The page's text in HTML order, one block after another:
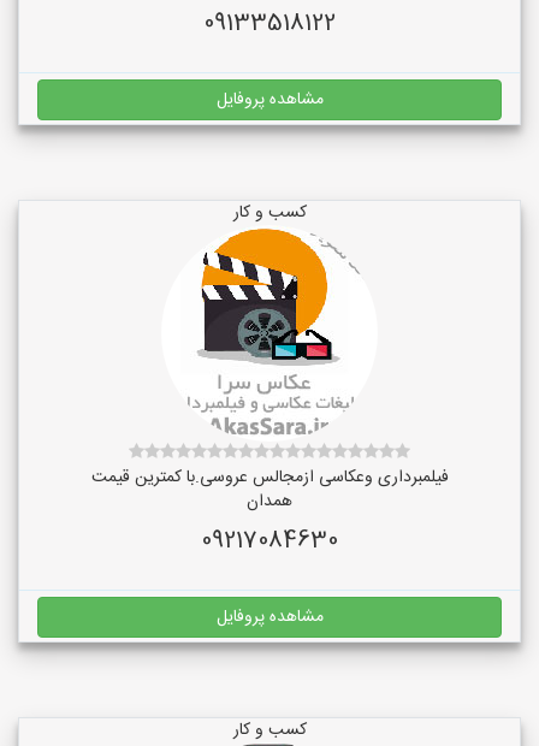
09133518122
مشاهده پروفایل
کسب و کار
فیلمبرداری وعکاسی ازمجالس عروسی.با کمترین قیمت
همدان
09217084630
مشاهده پروفایل
کسب و کار